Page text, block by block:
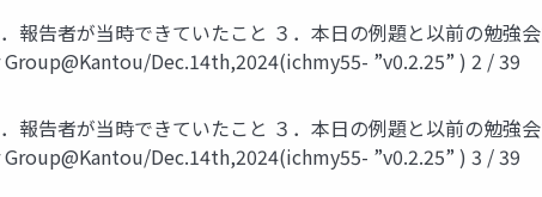
報告者が当時できていたこと ３．本日の例題と以前の勉強
Dec.14th,2024(ichmy55- ”v0.2.25” ) 2 / 39
報告者が当時できていたこと ３．本日の例題と以前の勉強
Dec.14th,2024(ichmy55- ”v0.2.25” ) 3 / 39